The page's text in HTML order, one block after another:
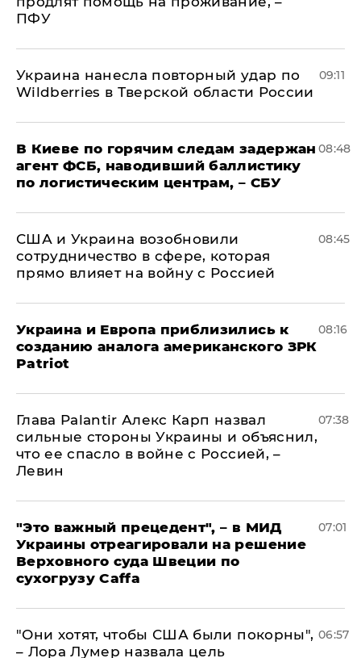
ПФУ
Украина нанесла повторный удар по
Wildberries в Тверской области России
09:11
В Киеве по горячим следам задержан
агент ФСБ, наводивший баллистику
по логистическим центрам, – СБУ
08:48
США и Украина возобновили
сотрудничество в сфере, которая
прямо влияет на войну с Россией
08:45
Украина и Европа приблизились к
созданию аналога американского ЗРК
Patriot
08:16
Глава Palantir Алекс Карп назвал
сильные стороны Украины и объяснил,
что ее спасло в войне с Россией, –
Левин
07:38
"Это важный прецедент", – в МИД
Украины отреагировали на решение
Верховного суда Швеции по
сухогрузу Caffa
07:01
"Они хотят, чтобы США были покорны",
– Лора Лумер назвала цель
06:57